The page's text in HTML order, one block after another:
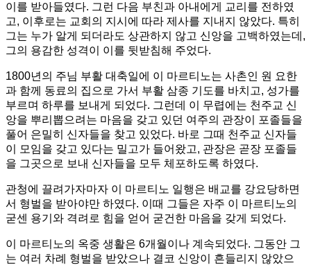
이를 받아들였다. 그런 다음 부친과 아내에게 교리를 전하였
고, 이후로는 교회의 지시에 따라 제사를 지내지 않았다. 특히
그는 누가 알게 되더라도 상관하지 않고 신앙을 고백하였는데,
그의 용감한 성격이 이를 뒷받침해 주었다.
1800년의 주님 부활 대축일에 이 마르티노는 사촌인 원 요한
과 함께 동료의 집으로 가서 부활 삼종 기도를 바치고, 성가를
부르며 하루를 보내게 되었다. 그런데 이 무렵에는 천주교 신
앙을 뿌리뽑으려는 마음을 갖고 있던 여주의 관장이 포졸들을
풀어 은밀히 신자들을 찾고 있었다. 바로 그때 천주교 신자들
이 모임을 갖고 있다는 밀고가 들어왔고, 관장은 곧장 포졸들
을 그곳으로 보내 신자들을 모두 체포하도록 하였다.
관청에 끌려가자마자 이 마르티노 일행은 배교를 강요당하면
서 형벌을 받아야만 하였다. 이때 그들은 자주 이 마르티노의
굳센 용기와 격려로 힘을 얻어 굳건한 마음을 갖게 되었다.
이 마르티노의 옥중 생활은 6개월이나 계속되었다. 그동안 그
는 여러 차례 형벌을 받았으나 결코 신앙이 흔들리지 않았으